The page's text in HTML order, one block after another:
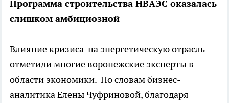
Программа строительства НВАЭС оказалась
слишком амбициозной
Влияние кризиса на энергетическую отрасль
отметили многие воронежские эксперты в
области экономики. По словам бизнес-
аналитика Елены Чуфриновой, благодаря